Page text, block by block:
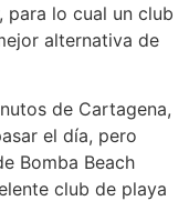
para lo cual un club
alternativa de
de Cartagena,
el día, pero
Bomba Beach
club de playa